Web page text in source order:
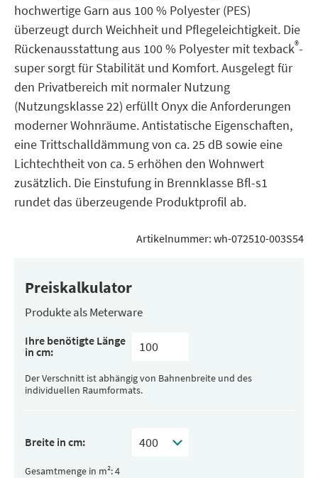
hochwertige Garn aus 100 % Polyester (PES)
überzeugt durch Weichheit und Pflegeleichtigkeit. Die
Rückenausstattung aus 100 % Polyester mit texback®-
super sorgt für Stabilität und Komfort. Ausgelegt für
den Privatbereich mit normaler Nutzung
(Nutzungsklasse 22) erfüllt Onyx die Anforderungen
moderner Wohnräume. Antistatische Eigenschaften,
eine Trittschalldämmung von ca. 25 dB sowie eine
Lichtechtheit von ca. 5 erhöhen den Wohnwert
zusätzlich. Die Einstufung in Brennklasse Bfl-s1
rundet das überzeugende Produktprofil ab.
Artikelnummer: wh-072510-003S54
Preiskalkulator
Produkte als Meterware
Ihre benötigte Länge
in cm:
Der Verschnitt ist abhängig von Bahnenbreite und des
individuellen Raumformats.
Breite in cm:
Gesamtmenge in m²: